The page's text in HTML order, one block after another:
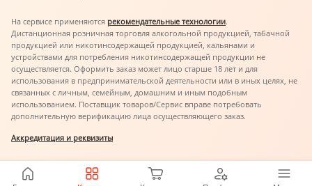
На сервисе применяются рекомендательные технологии.
Дистанционная розничная торговля алкогольной продукцией, табачной
продукцией или никотинсодержащей продукцией, кальянами и
устройствами для потребления никотинсодержащей продукции не
осуществляется. Оформить заказ может лицо старше 18 лет и для
использования в предпринимательской деятельности или в иных целях, не
связанных с личным, семейным, домашним и иным подобным
использованием. Поставщик товаров/Сервис вправе потребовать
дополнительную верификацию лица осуществляющего заказ.
Аккредитация и реквизиты